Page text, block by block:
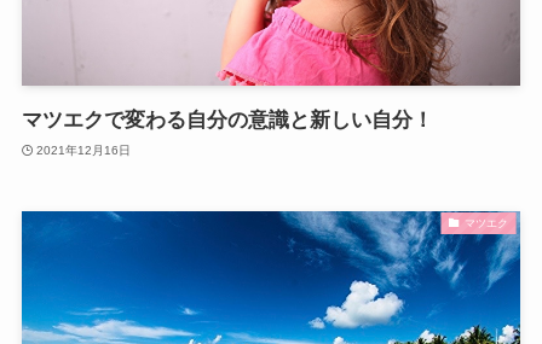
マツエクで変わる自分の意識と新しい自分！
2021年12月16日
マツエク